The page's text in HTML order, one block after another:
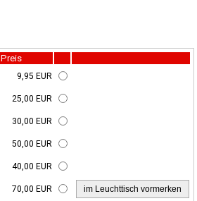
Preis
9,95 EUR
25,00 EUR
30,00 EUR
50,00 EUR
40,00 EUR
70,00 EUR